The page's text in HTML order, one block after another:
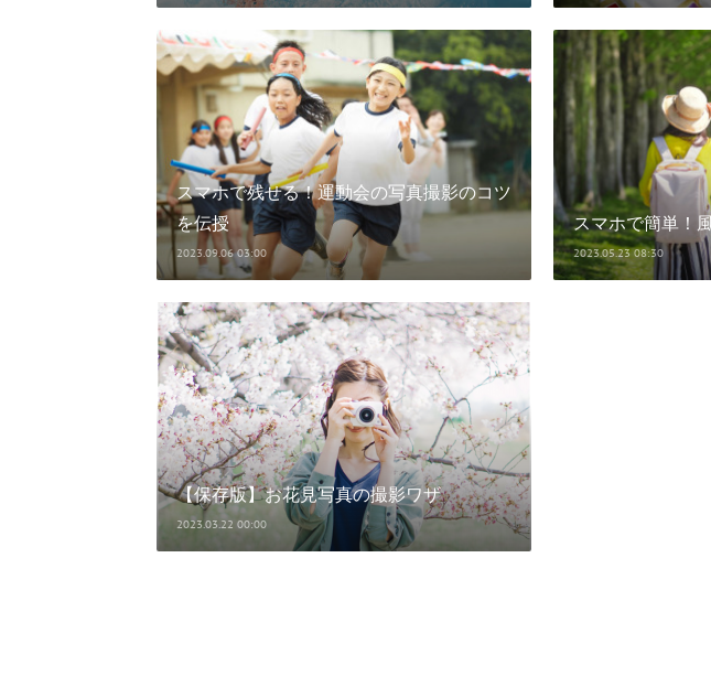
スマホで残せる！運動会の写真撮影のコツ
を伝授
2023.09.06 03:00
スマホで簡単！
2023.05.23 08:30
【保存版】お花見写真の撮影ワザ
2023.03.22 00:00